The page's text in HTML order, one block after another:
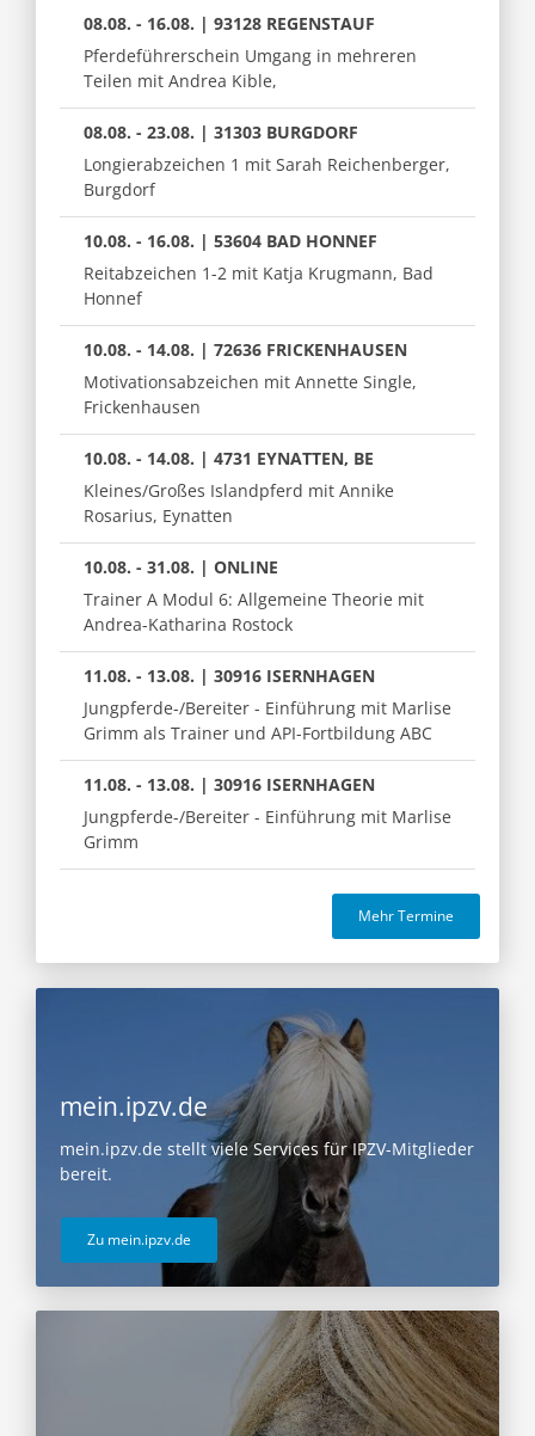
08.08. - 16.08. | 93128 REGENSTAUF
Pferdeführerschein Umgang in mehreren
Teilen mit Andrea Kible,
08.08. - 23.08. | 31303 BURGDORF
Longierabzeichen 1 mit Sarah Reichenberger,
Burgdorf
10.08. - 16.08. | 53604 BAD HONNEF
Reitabzeichen 1-2 mit Katja Krugmann, Bad
Honnef
10.08. - 14.08. | 72636 FRICKENHAUSEN
Motivationsabzeichen mit Annette Single,
Frickenhausen
10.08. - 14.08. | 4731 EYNATTEN, BE
Kleines/Großes Islandpferd mit Annike
Rosarius, Eynatten
10.08. - 31.08. | ONLINE
Trainer A Modul 6: Allgemeine Theorie mit
Andrea-Katharina Rostock
11.08. - 13.08. | 30916 ISERNHAGEN
Jungpferde-/Bereiter - Einführung mit Marlise
Grimm als Trainer und API-Fortbildung ABC
11.08. - 13.08. | 30916 ISERNHAGEN
Jungpferde-/Bereiter - Einführung mit Marlise
Grimm
Mehr Termine
mein.ipzv.de
mein.ipzv.de stellt viele Services für IPZV-Mitglieder
bereit.
Zu mein.ipzv.de